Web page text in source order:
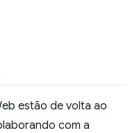
estão de volta ao
com a